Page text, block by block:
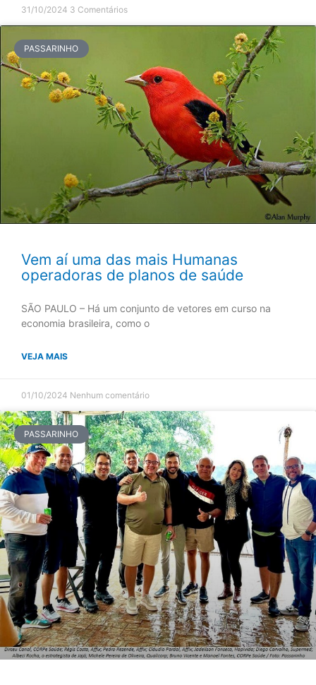
31/10/2024 3 Comentários
PASSARINHO
Vem aí uma das mais Humanas
operadoras de planos de saúde
SÃO PAULO – Há um conjunto de vetores em curso na
economia brasileira, como o
VEJA MAIS
01/10/2024 Nenhum comentário
PASSARINHO